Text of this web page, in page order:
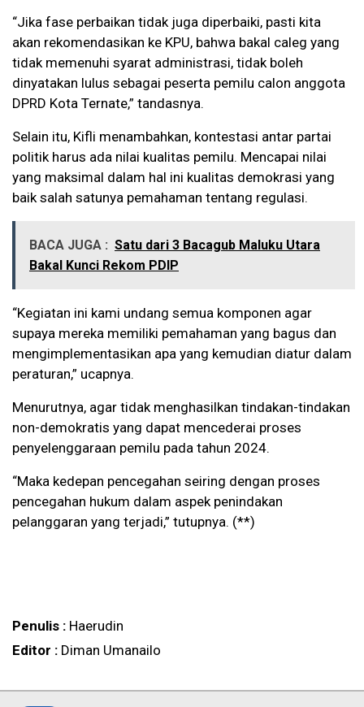
“Jika fase perbaikan tidak juga diperbaiki, pasti kita
akan rekomendasikan ke KPU, bahwa bakal caleg yang
tidak memenuhi syarat administrasi, tidak boleh
dinyatakan lulus sebagai peserta pemilu calon anggota
DPRD Kota Ternate,” tandasnya.
Selain itu, Kifli menambahkan, kontestasi antar partai
politik harus ada nilai kualitas pemilu. Mencapai nilai
yang maksimal dalam hal ini kualitas demokrasi yang
baik salah satunya pemahaman tentang regulasi.
BACA JUGA : Satu dari 3 Bacagub Maluku Utara
Bakal Kunci Rekom PDIP
“Kegiatan ini kami undang semua komponen agar
supaya mereka memiliki pemahaman yang bagus dan
mengimplementasikan apa yang kemudian diatur dalam
peraturan,” ucapnya.
Menurutnya, agar tidak menghasilkan tindakan-tindakan
non-demokratis yang dapat mencederai proses
penyelenggaraan pemilu pada tahun 2024.
“Maka kedepan pencegahan seiring dengan proses
pencegahan hukum dalam aspek penindakan
pelanggaran yang terjadi,” tutupnya. (**)
Penulis : Haerudin
Editor : Diman Umanailo